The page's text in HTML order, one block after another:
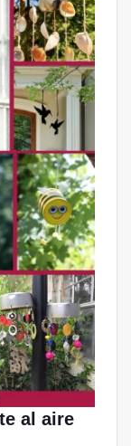
al aire